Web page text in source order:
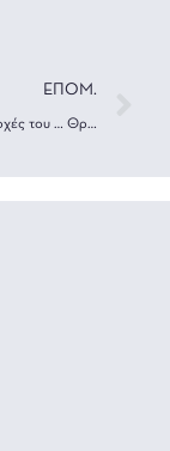
ΕΠΟΜ.
Οι τέσσερις εποχές του … Θρόνου!